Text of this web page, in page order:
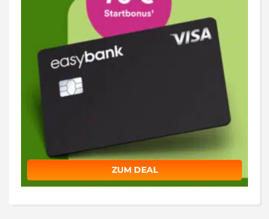
ZUM DEAL